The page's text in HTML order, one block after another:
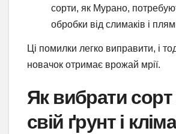
сорти, як Мурано,
обробки від слимаків і
Ці помилки легко виправити, і
новачок отримає врожай мрії.
Як вибрати сорт
свій ґрунт і